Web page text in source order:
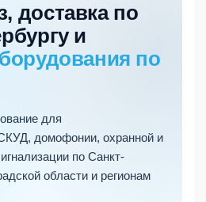
доставка по
и
по
для
домофонии, охранной и
по Санкт-
области и регионам